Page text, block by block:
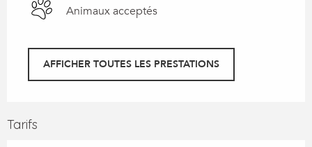
Animaux acceptés
AFFICHER TOUTES LES PRESTATIONS
Tarifs